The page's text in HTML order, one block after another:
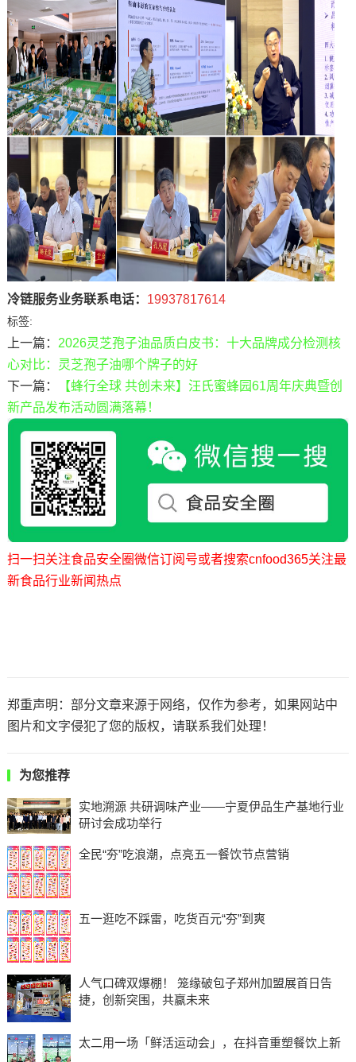
冷链服务业务联系电话： 19937817614
标签:
上一篇： 2026灵芝孢子油品质白皮书：十大品牌成分检测核
心对比：灵芝孢子油哪个牌子的好
下一篇：
【蜂行全球 共创未来】汪氏蜜蜂园61周年庆典暨创
新产品发布活动圆满落幕！
扫一扫关注食品安全圈微信订阅号或者搜索cnfood365关注最
新食品行业新闻热点
郑重声明：部分文章来源于网络，仅作为参考，如果网站中
图片和文字侵犯了您的版权，请联系我们处理！
为您推荐
实地溯源 共研调味产业——宁夏伊品生产基地行业
研讨会成功举行
全民“夯”吃浪潮，点亮五一餐饮节点营销
五一逛吃不踩雷，吃货百元“夯”到爽
人气口碑双爆棚！ 笼缘破包子郑州加盟展首日告
捷，创新突围，共赢未来
太二用一场「鲜活运动会」，在抖音重塑餐饮上新